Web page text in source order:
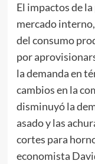
El impactos de
mercado
del consumo
por
la demanda en
cambios en la
disminuyó la
asado y las
cortes para
economista